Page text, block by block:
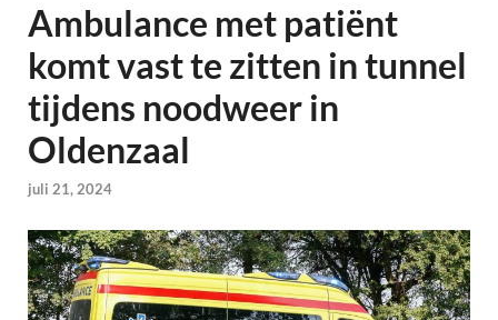
Ambulance met patiënt
komt vast te zitten in tunnel
tijdens noodweer in
Oldenzaal
juli 21, 2024